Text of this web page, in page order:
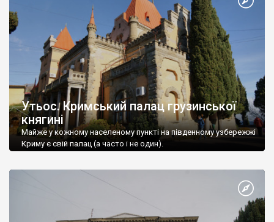
Утьос. Кримський палац грузинської
княгині
Майже у кожному населеному пункті на південному узбережжі
Криму є свій палац (а часто і не один).